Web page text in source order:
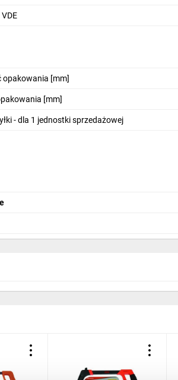
opakowania [mm]
[mm]
- dla 1 jednostki sprzedażowej